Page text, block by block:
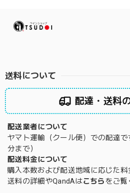
送料について
配達・送料
配送業者について
ヤマト運輸（クール便）での配達
分まで）
配送料金について
購入本数および配送地域に応じた料
送料の詳細やQandAはこちら をご覧